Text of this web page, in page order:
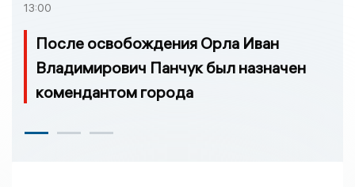
13:00
После освобождения Орла Иван
Владимирович Панчук был назначен
комендантом города